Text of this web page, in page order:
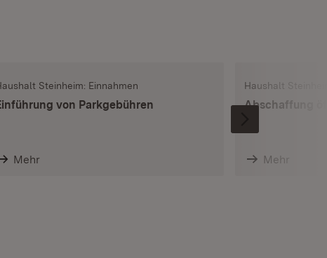
Steinheim: Einnahmen
von Parkgebühren
Mehr
Haushalt
Abschaffung
Mehr